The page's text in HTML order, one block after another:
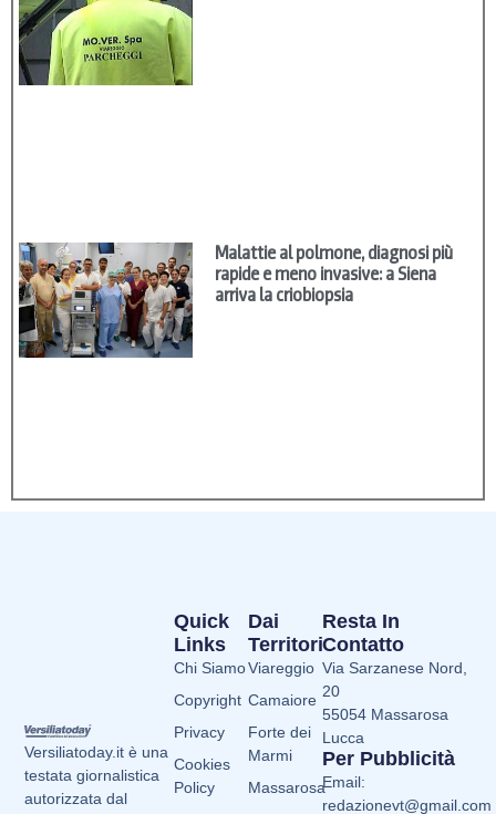
Malattie al polmone, diagnosi più
rapide e meno invasive: a Siena
arriva la criobiopsia
Versiliatoday.it è una
testata giornalistica
autorizzata dal
Dai
Territori
Viareggio
Camaiore
Forte dei
Marmi
Massarosa
Quick
Links
Chi Siamo
Copyright
Privacy
Cookies
Policy
Resta In
Contatto
Via Sarzanese Nord,
20
55054 Massarosa
Lucca
Per Pubblicità
Email:
redazionevt@gmail.com